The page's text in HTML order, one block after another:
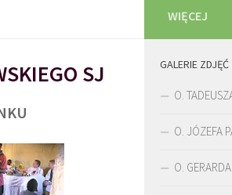
SJ
WIĘCEJ
GALERIE ZDJĘĆ
O.
O. JÓZEFA
O.